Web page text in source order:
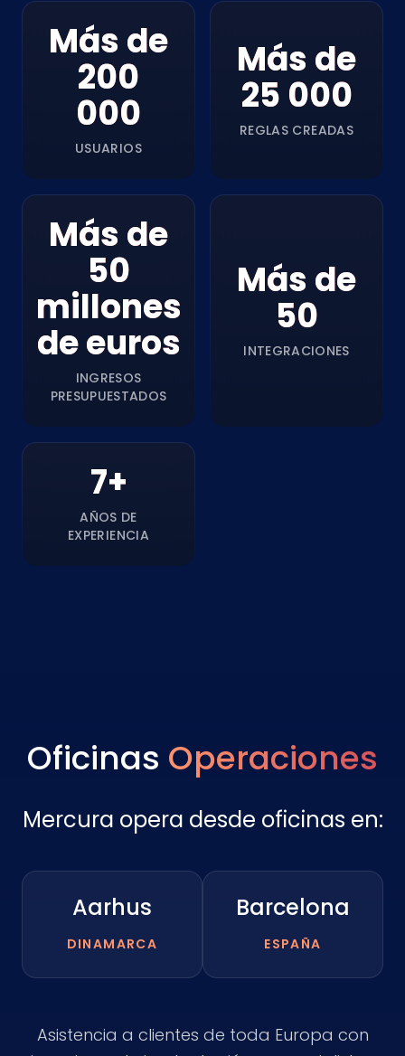
Más de
200
000
USUARIOS
Más de
25 000
REGLAS CREADAS
Más de
50
millones
de euros
INGRESOS
PRESUPUESTADOS
Más de
50
INTEGRACIONES
7+
AÑOS DE
EXPERIENCIA
Oficinas Operaciones
Mercura opera desde oficinas en:
Aarhus
DINAMARCA
Barcelona
ESPAÑA
Asistencia a clientes de toda Europa con